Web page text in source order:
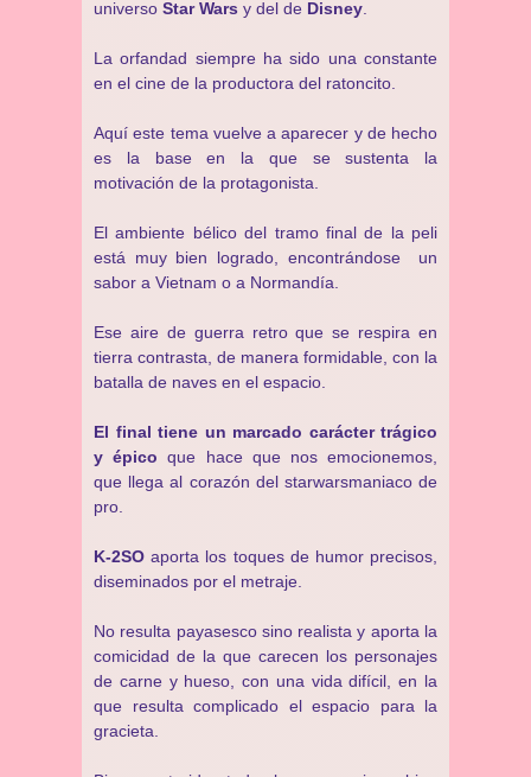
universo Star Wars y del de Disney
La orfandad siempre ha sido una constante
en el cine de la productora del ratoncito.
Aquí este tema vuelve a aparecer y de hecho
es la base en la que se sustenta la
motivación de la protagonista.
El ambiente bélico del tramo final de la peli
está muy bien logrado, encontrándose un
sabor a Vietnam o a Normandía.
Ese aire de guerra retro que se respira en
tierra contrasta, de manera formidable, con la
batalla de naves en el espacio.
El final tiene un marcado carácter trágico
y épico que hace que nos emocionemos,
que llega al corazón del starwarsmaniaco de
pro.
K-2SO aporta los toques de humor precisos,
diseminados por el metraje.
No resulta payasesco sino realista y aporta la
comicidad de la que carecen los personajes
de carne y hueso, con una vida difícil, en la
que resulta complicado el espacio para la
gracieta.